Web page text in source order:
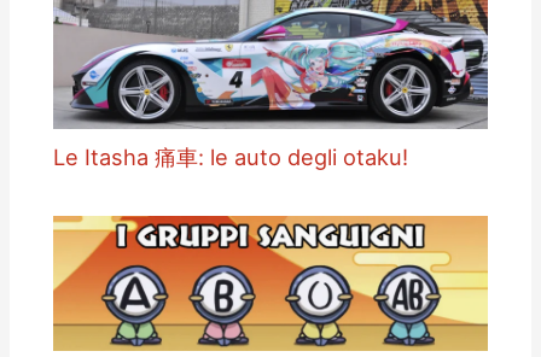
Le Itasha 痛車: le auto degli otaku!